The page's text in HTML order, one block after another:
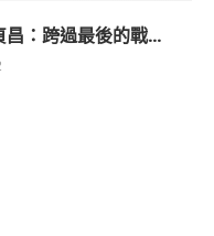
：跨過最後的戰...